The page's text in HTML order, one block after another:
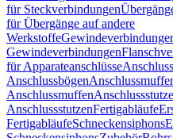
für Steckverbindungen
für Übergänge auf andere
Werkstoffe
Gewindeverbindungen
für Apparateanschlüsse
Anschlussbögen
Anschlussmuffen
AnschlussstutzenFertigabläufe
FertigabläufeSchneckensiphons